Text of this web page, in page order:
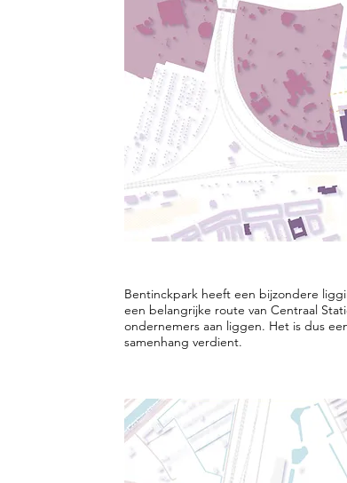
Bentinckpark heeft een bijzondere
een belangrijke route van Centraal
ondernemers aan liggen. Het is dus
samenhang verdient.